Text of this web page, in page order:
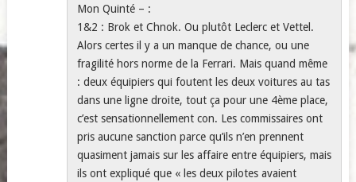
Mon Quinté – :
1&2 : Brok et Chnok. Ou plutôt Leclerc et Vettel.
Alors certes il y a un manque de chance, ou une
fragilité hors norme de la Ferrari. Mais quand même
: deux équipiers qui foutent les deux voitures au tas
dans une ligne droite, tout ça pour une 4ème place,
c’est sensationnellement con. Les commissaires ont
pris aucune sanction parce qu’ils n’en prennent
quasiment jamais sur les affaire entre équipiers, mais
ils ont expliqué que « les deux pilotes avaient